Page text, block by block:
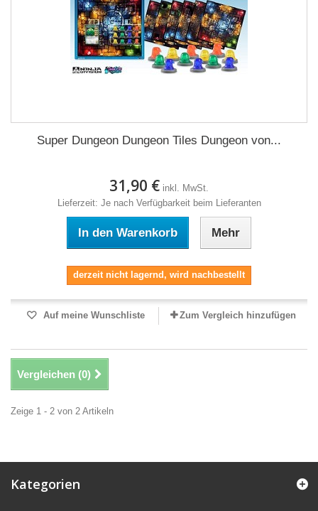
Super Dungeon Dungeon Tiles Dungeon von...
31,90 € inkl. MwSt.
Lieferzeit: Je nach Verfügbarkeit beim Lieferanten
In den Warenkorb Mehr
derzeit nicht lagernd, wird nachbestellt
Auf meine Wunschliste Zum Vergleich hinzufügen
Vergleichen (0)
Zeige 1 - 2 von 2 Artikeln
Kategorien